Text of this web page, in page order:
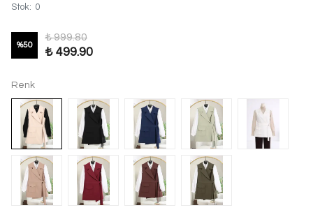
Stok: 0
%50
₺ 999.80
₺ 499.90
Renk